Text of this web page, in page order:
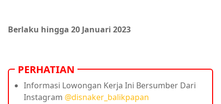
Berlaku hingga 20 Januari 2023
PERHATIAN
Informasi Lowongan Kerja Ini Bersumber Dari
Instagram @disnaker_balikpapan